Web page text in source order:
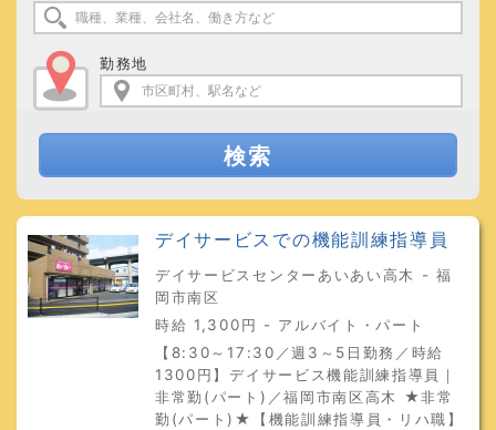
勤務地
検索
デイサービスでの機能訓練指導員
デイサービスセンターあいあい高木 - 福
岡市南区
時給 1,300円 - アルバイト・パート
【8:30～17:30／週3～5日勤務／時給
1300円】デイサービス機能訓練指導員｜
非常勤(パート)／福岡市南区高木 ★非常
勤(パート)★【機能訓練指導員・リハ職】